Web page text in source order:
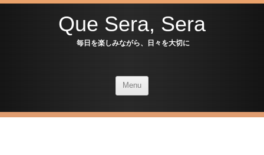
Que Sera, Sera
毎日を楽しみながら、日々を大切に
Menu